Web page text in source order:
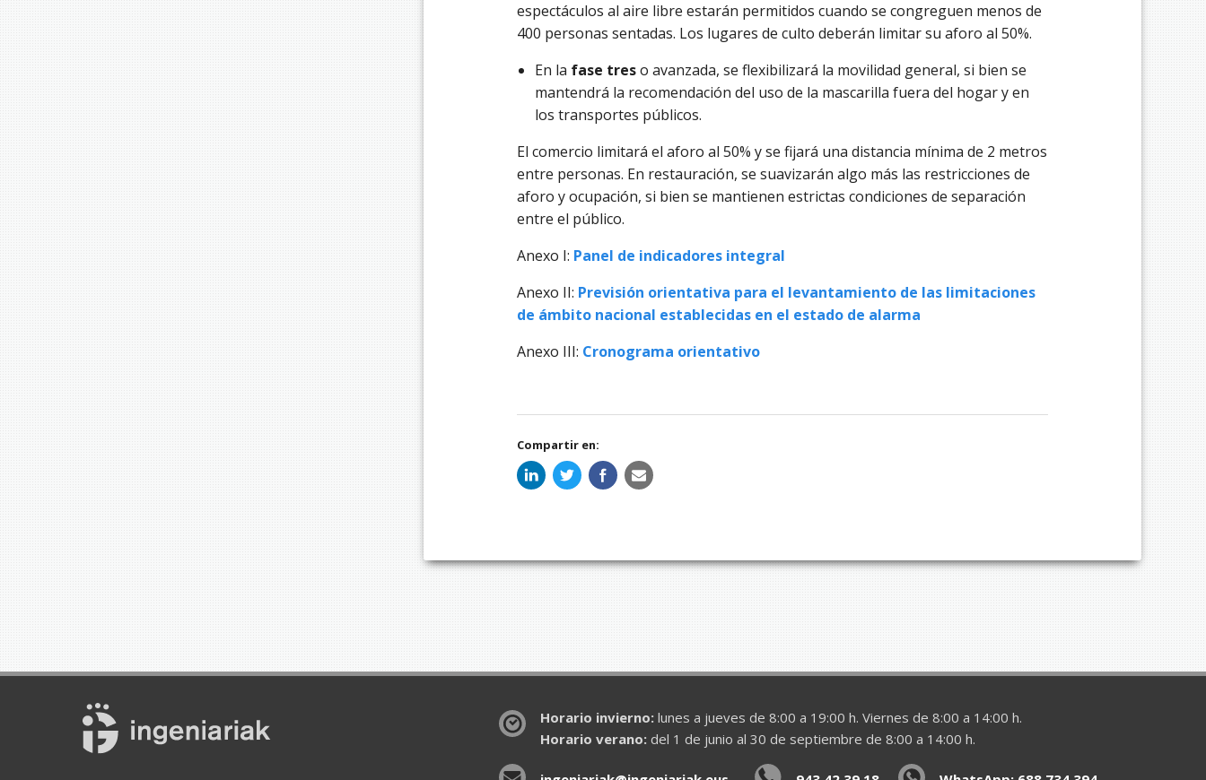
espectáculos al aire libre estarán permitidos cuando se congreguen menos de
400 personas sentadas. Los lugares de culto deberán limitar su aforo al 50%.
En la fase treso avanzada, se flexibilizará la movilidad general, si bien se
mantendrá la recomendación del uso de la mascarilla fuera del hogar y en
los transportes públicos.
El comercio limitará el aforo al 50% y se fijará una distancia mínima de 2 metros
entre personas. En restauración, se suavizarán algo más las restricciones de
aforo y ocupación, si bien se mantienen estrictas condiciones de separación
entre el público.
Anexo I: Panel de indicadores integral
Anexo II: Previsión orientativa para el levantamiento de las limitaciones
de ámbito nacional establecidas en el estado de alarma
Anexo III: Cronograma orientativo
Compartir en:
Horario invierno:lunes a jueves de 8:00 a 19:00 h. Viernes de 8:00 a 14:00 h.
Horario verano:del 1 de junio al 30 de septiembre de 8:00 a 14:00 h.